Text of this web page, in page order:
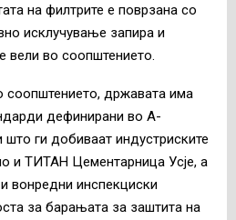
на филтрите е поврзана со
исклучување запира и
вели во соопштението.
државата има
дефинирани во А-
што ги добиваат индустриските
и ТИТАН Цементарница Усје, а
вонредни инспекциски
за барањата за заштита на